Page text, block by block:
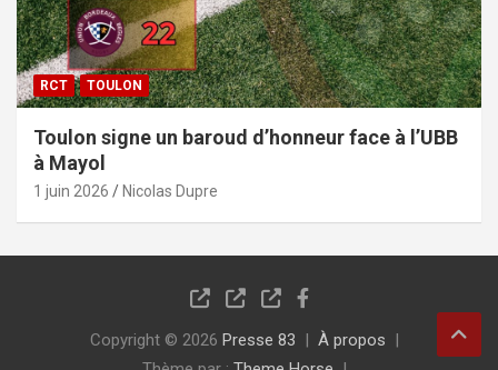
RCT TOULON
Toulon signe un baroud d’honneur face à l’UBB
à Mayol
1 juin 2026 Nicolas Dupre
Copyright © 2026 Presse 83
À propos